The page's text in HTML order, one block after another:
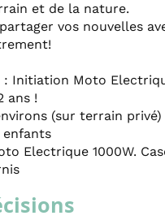
et de la nature.
vos nouvelles
: Initiation Moto
ans !
(sur terrain privé)
enfants
Electrique 1000W.